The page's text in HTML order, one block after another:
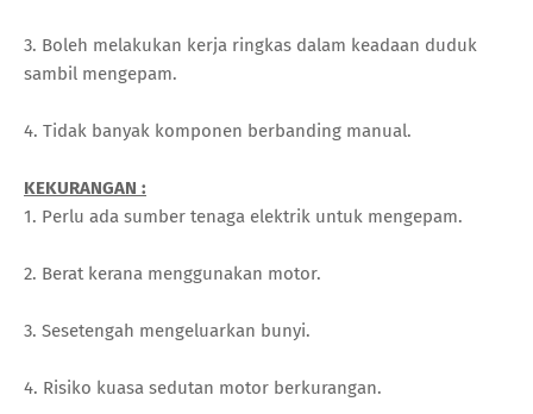
3. Boleh melakukan kerja ringkas dalam keadaan duduk
sambil mengepam.
4. Tidak banyak komponen berbanding manual.
KEKURANGAN :
1. Perlu ada sumber tenaga elektrik untuk mengepam.
2. Berat kerana menggunakan motor.
3. Sesetengah mengeluarkan bunyi.
4. Risiko kuasa sedutan motor berkurangan.